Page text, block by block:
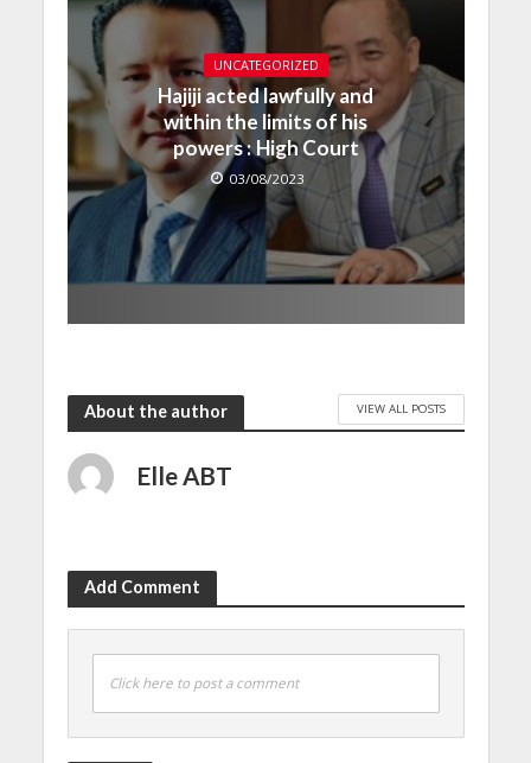
UNCATEGORIZED
Hajiji acted lawfully and
within the limits of his
powers : High Court
03/08/2023
About the author VIEW ALL POSTS
Elle ABT
Add Comment
Click here to post a comment